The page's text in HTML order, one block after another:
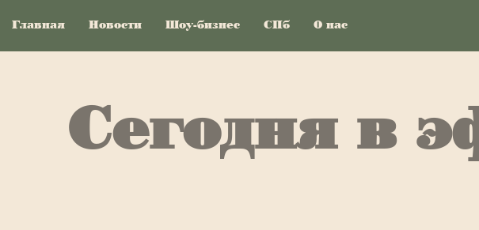
Главная Новости Шоу-бизнес СПб О нас
Сегодня в